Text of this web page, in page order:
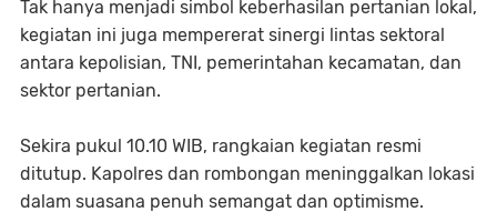
Tak hanya menjadi simbol keberhasilan pertanian lokal,
kegiatan ini juga mempererat sinergi lintas sektoral
antara kepolisian, TNI, pemerintahan kecamatan, dan
sektor pertanian.
Sekira pukul 10.10 WIB, rangkaian kegiatan resmi
ditutup. Kapolres dan rombongan meninggalkan lokasi
dalam suasana penuh semangat dan optimisme.